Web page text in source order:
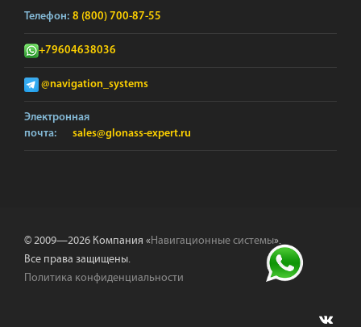
Телефон: 8 (800) 700-87-55
+79604638036
@navigation_systems
Электронная
почта:
sales@glonass-expert.ru
© 2009—2026 Компания «Навигационные системы».
Все права защищены.
Политика конфиденциальности